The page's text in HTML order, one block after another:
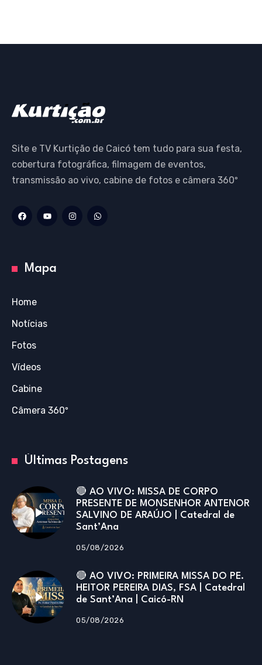
Site e TV Kurtição de Caicó tem tudo para sua festa,
cobertura fotográfica, filmagem de eventos,
transmissão ao vivo, cabine de fotos e câmera 360º
Mapa
Home
Notícias
Fotos
Vídeos
Cabine
Câmera 360º
Últimas Postagens
🔴 AO VIVO: MISSA DE CORPO
PRESENTE DE MONSENHOR ANTENOR
SALVINO DE ARAÚJO | Catedral de
Sant’Ana
05/08/2026
🔴 AO VIVO: PRIMEIRA MISSA DO PE.
HEITOR PEREIRA DIAS, FSA | Catedral
de Sant’Ana | Caicó-RN
05/08/2026